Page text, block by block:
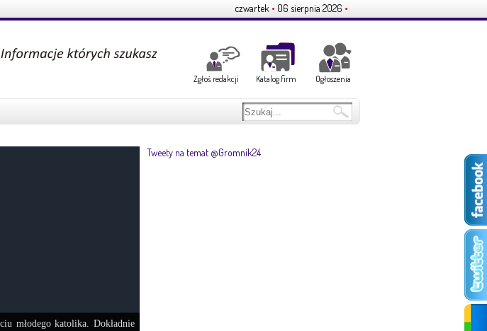
czwartek • 06 sierpnia 2026 •
Zgłoś redakcji Katalog firm Ogłoszenia
młodego katolika. Dokładnie
Tweety na temat @Gromnik24